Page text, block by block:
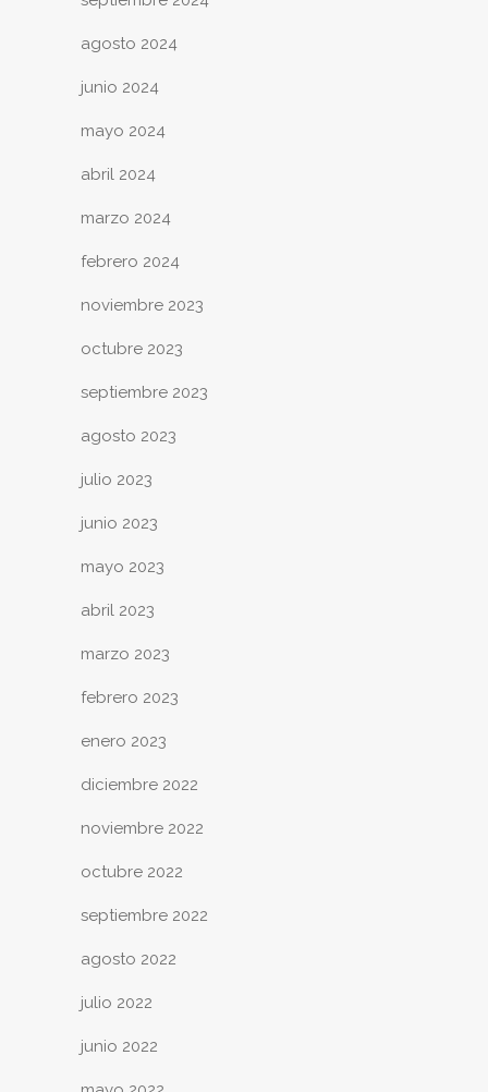
agosto 2024
junio 2024
mayo 2024
abril 2024
marzo 2024
febrero 2024
noviembre 2023
octubre 2023
septiembre 2023
agosto 2023
julio 2023
junio 2023
mayo 2023
abril 2023
marzo 2023
febrero 2023
enero 2023
diciembre 2022
noviembre 2022
octubre 2022
septiembre 2022
agosto 2022
julio 2022
junio 2022